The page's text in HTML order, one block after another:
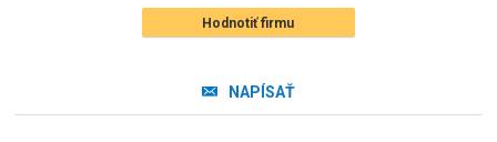
Hodnotiť firmu
NAPÍSAŤ